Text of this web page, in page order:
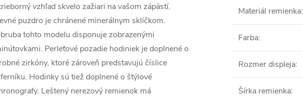
vzhľad skvelo zažiari na vašom zápästí.
puzdro je chránené minerálnym sklíčkom.
tohto modelu disponuje zobrazenými
Perleťové pozadie hodiniek je doplnené o
zirkóny, ktoré zároveň predstavujú číslice
Hodinky sú tiež doplnené o štýlové
Leštený nerezový remienok má
Materiál remienka:
Farba:
Rozmer displeja:
Šírka remienka: